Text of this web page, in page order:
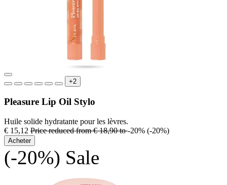
+2
Pleasure Lip Oil Stylo
Huile solide hydratante pour les lèvres.
€ 15,12 Price reduced from€ 18,90to-20% (-20%)
Acheter
(-20%) Sale